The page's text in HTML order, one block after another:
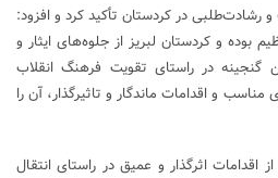
رشادت‌طلبی در کردستان تأکید کرد و افزود:
و کردستان لبریز از جلوه‌های ایثار و
گنجینه در راستای تقویت فرهنگ انقلاب
مناسب و اقدامات ماندگار و تاثیرگذار، آن را
اقدامات اثرگذار و عمیق در راستای انتقال